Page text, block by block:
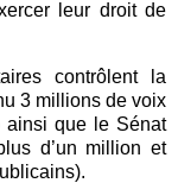
leur droit de
contrôlent la
3 millions de voix
ainsi que le Sénat
d’un million et